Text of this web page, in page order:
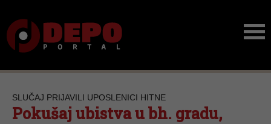
SLUČAJ PRIJAVILI UPOSLENICI HITNE
Pokušaj ubistva u bh. gradu,